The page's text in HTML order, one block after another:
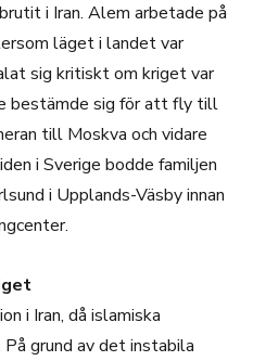
i Iran. Alem arbetade på
läget i landet var
sig kritiskt om kriget var
bestämde sig för att fly till
till Moskva och vidare
i Sverige bodde familjen
i Upplands-Väsby innan
i Iran, då islamiska
grund av det instabila